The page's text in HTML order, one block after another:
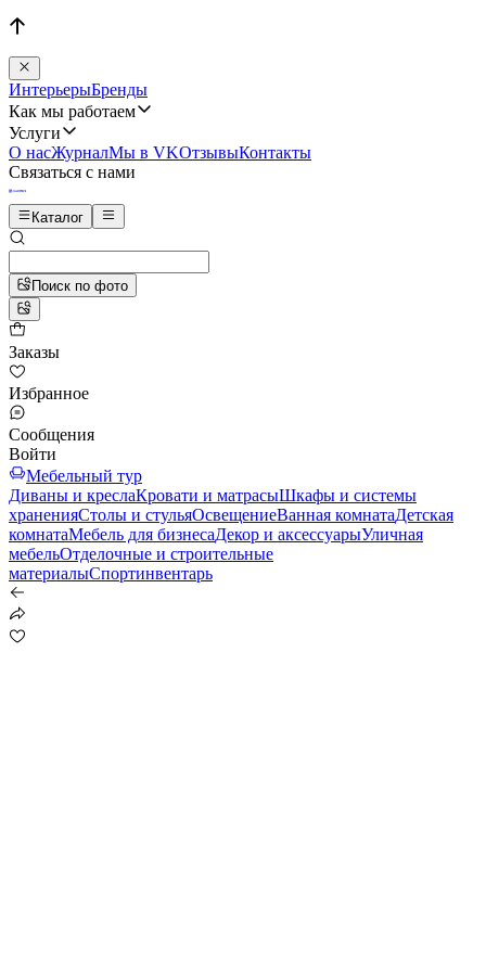
ИнтерьерыБренды
Как мы работаем
Услуги
О насЖурналМы в VKОтзывыКонтакты
Связаться с нами
Каталог
Поиск по фото
Заказы
Избранное
Сообщения
Войти
Мебельный тур
Диваны и креслаКровати и матрасыШкафы и системы
храненияСтолы и стульяОсвещениеВанная комнатаДетская
комнатаМебель для бизнесаДекор и аксессуарыУличная
мебельОтделочные и строительные
материалыСпортинвентарь